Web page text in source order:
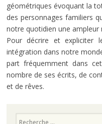
géométriques évoquant la
des personnages familiers
notre quotidien une ampleur
Pour décrire et expliciter
intégration dans notre
part fréquemment dans
nombre de ses écrits, de
et de rêves.